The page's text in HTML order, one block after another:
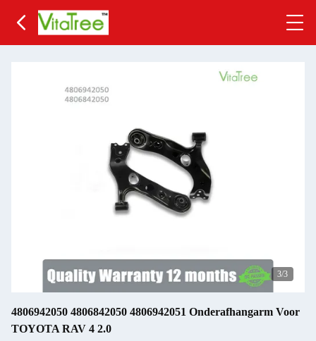
3/3
4806942050 4806842050 4806942051 Onderafhangarm Voor
TOYOTA RAV 4 2.0